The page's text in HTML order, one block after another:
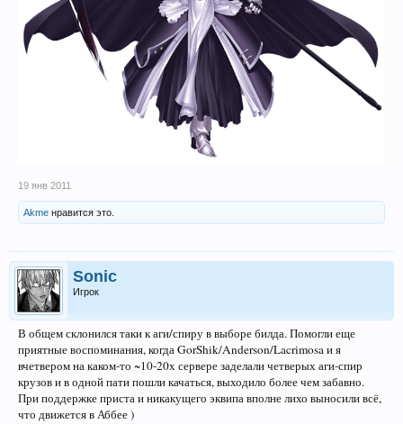
19 янв 2011
Akme нравится это.
Sonic
Игрок
В общем склонился таки к аги/спиру в выборе билда. Помогли еще
приятные воспоминания, когда GorShik/Anderson/Lacrimosa и я
вчетвером на каком-то ~10-20x сервере заделали четверых аги-спир
крузов и в одной пати пошли качаться, выходило более чем забавно.
При поддержке приста и никакущего эквипа вполне лихо выносили всё,
что движется в Аббее )